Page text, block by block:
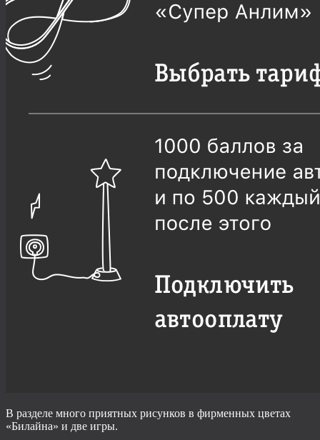
В разделе много приятных рисунков в фирменных цветах
«Билайна» и две игры.